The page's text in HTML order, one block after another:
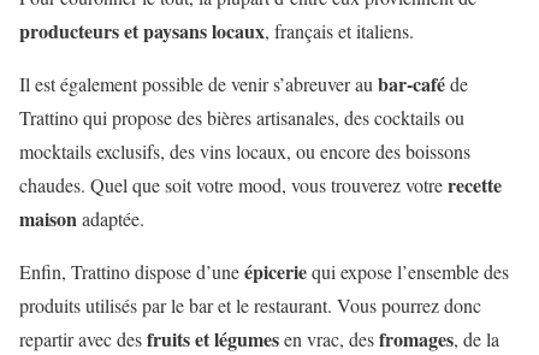
producteurs et paysans locaux, français et italiens.
Il est également possible de venir s’abreuver aubar-caféde
Trattino qui propose des bières artisanales, des cocktails ou
mocktails exclusifs, des vins locaux, ou encore des boissons
chaudes. Quel que soit votre mood, vous trouverez votrerecette
maisonadaptée.
Enfin, Trattino dispose d’uneépiceriequi expose l’ensemble des
produits utilisés par le bar et le restaurant. Vous pourrez donc
repartir avec desfruits et légumesen vrac, desfromages, de la